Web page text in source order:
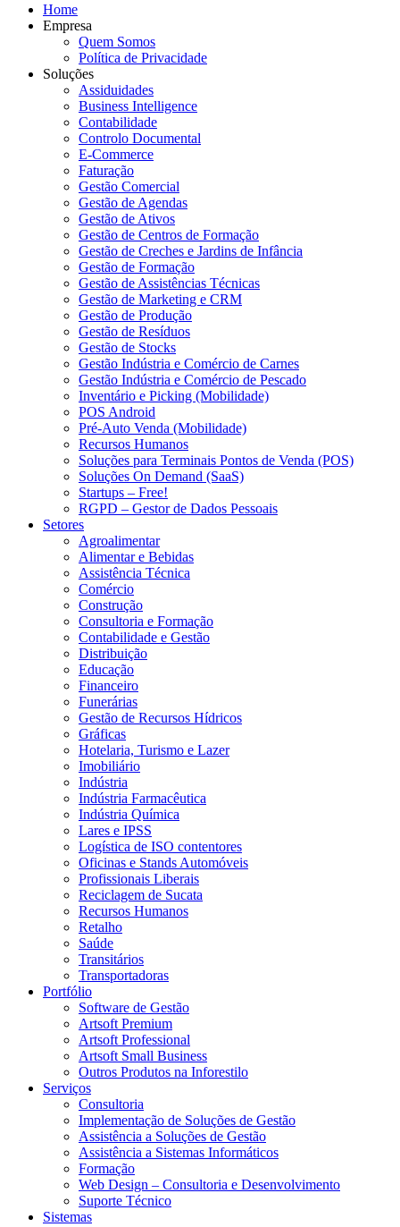
Home
Empresa
Quem Somos
Política de Privacidade
Soluções
Assiduidades
Business Intelligence
Contabilidade
Controlo Documental
E-Commerce
Faturação
Gestão Comercial
Gestão de Agendas
Gestão de Ativos
Gestão de Centros de Formação
Gestão de Creches e Jardins de Infância
Gestão de Formação
Gestão de Assistências Técnicas
Gestão de Marketing e CRM
Gestão de Produção
Gestão de Resíduos
Gestão de Stocks
Gestão Indústria e Comércio de Carnes
Gestão Indústria e Comércio de Pescado
Inventário e Picking (Mobilidade)
POS Android
Pré-Auto Venda (Mobilidade)
Recursos Humanos
Soluções para Terminais Pontos de Venda (POS)
Soluções On Demand (SaaS)
Startups – Free!
RGPD – Gestor de Dados Pessoais
Setores
Agroalimentar
Alimentar e Bebidas
Assistência Técnica
Comércio
Construção
Consultoria e Formação
Contabilidade e Gestão
Distribuição
Educação
Financeiro
Funerárias
Gestão de Recursos Hídricos
Gráficas
Hotelaria, Turismo e Lazer
Imobiliário
Indústria
Indústria Farmacêutica
Indústria Química
Lares e IPSS
Logística de ISO contentores
Oficinas e Stands Automóveis
Profissionais Liberais
Reciclagem de Sucata
Recursos Humanos
Retalho
Saúde
Transitários
Transportadoras
Portfólio
Software de Gestão
Artsoft Premium
Artsoft Professional
Artsoft Small Business
Outros Produtos na Inforestilo
Serviços
Consultoria
Implementação de Soluções de Gestão
Assistência a Soluções de Gestão
Assistência a Sistemas Informáticos
Formação
Web Design – Consultoria e Desenvolvimento
Suporte Técnico
Sistemas